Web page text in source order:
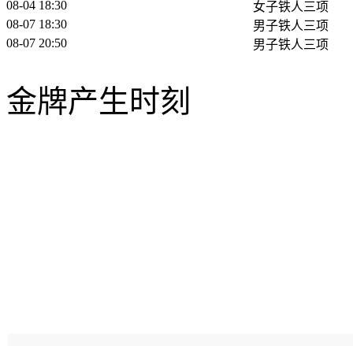
08-04 18:30
女子铁人三项
08-07 18:30
男子铁人三项
08-07 20:50
男子铁人三项
金牌产生时刻